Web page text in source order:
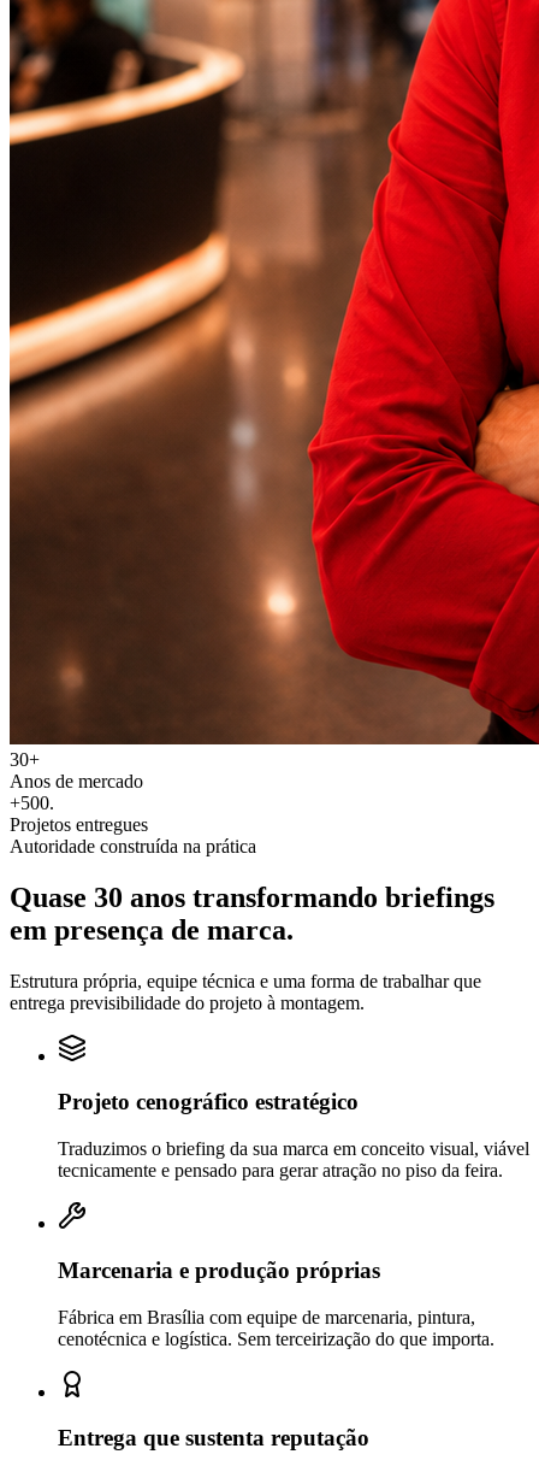
30+
Anos de mercado
+500.
Projetos entregues
Autoridade construída na prática
Quase 30 anos transformando briefings
em presença de marca.
Estrutura própria, equipe técnica e uma forma de trabalhar que
entrega previsibilidade do projeto à montagem.
Projeto cenográfico estratégico
Traduzimos o briefing da sua marca em conceito visual, viável
tecnicamente e pensado para gerar atração no piso da feira.
Marcenaria e produção próprias
Fábrica em Brasília com equipe de marcenaria, pintura,
cenotécnica e logística. Sem terceirização do que importa.
Entrega que sustenta reputação